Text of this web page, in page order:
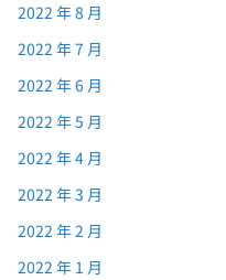
2022 年 8 月
2022 年 7 月
2022 年 6 月
2022 年 5 月
2022 年 4 月
2022 年 3 月
2022 年 2 月
2022 年 1 月